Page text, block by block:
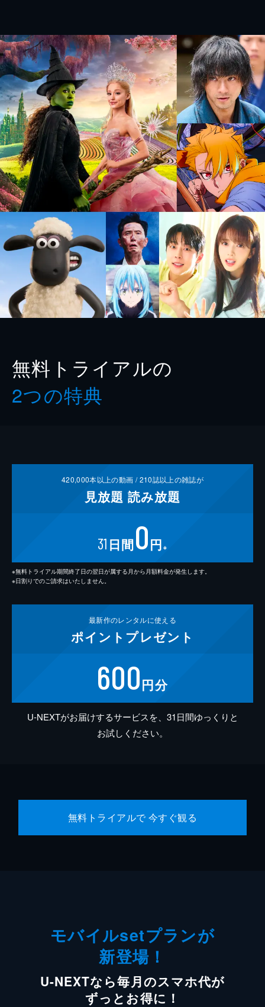
無料トライアルの
2つの特典
420,000本以上の動画 /210誌以上の雑誌が
見放題 読み放題
31 日間0円 ※
※無料トライアル期間終了日の翌日が属する月から月額料金が発生します。
※日割りでのご請求はいたしません。
最新作のレンタルに使える
ポイント プレゼント
600円分
U-NEXTがお届けするサービスを、31日間ゆっくりと
お試しください。
無料トライアルで 今すぐ観る
モバイルsetプランが
新登場！
U-NEXTなら毎月のスマホ代が
ずっとお得に！